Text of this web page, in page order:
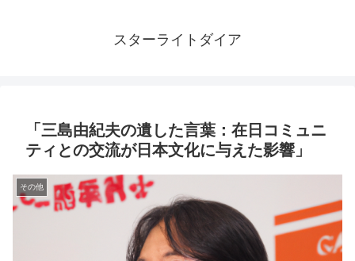
スターライトダイア
「三島由紀夫の遺した言葉：在日コミュニ
ティとの交流が日本文化に与えた影響」
その他